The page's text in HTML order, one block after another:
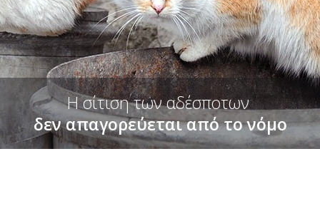
Η σίτιση των αδέσποτων
δεν απαγορεύεται από το νόμο